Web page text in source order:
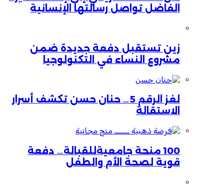
الفاضل تواصل رسالتها الإنسانية
زين تستقبل دفعة جديدة ضمن
مشروع النساء في التكنولوجيا
لغز الرقم 5… حنان حسن تكشف أسرار
الاستقالة
100 منحة جامعيةللقبالة… دفعة
قوية لصحة الأم والطفل